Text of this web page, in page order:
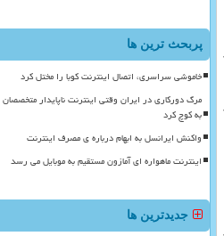
پربحث ترین ها
خاموشی سراسری، اتصال اینترنت کوبا را مختل کرد
مرگ دورکاری در ایران وقتی اینترنت ناپایدار متخصصان
به کوچ کرد
واکنش ایرانسل به ابهام درباره ی مصرف اینترنت
اینترنت ماهواره ای آمازون مستقیم به موبایل می رسد
جدیدترین ها